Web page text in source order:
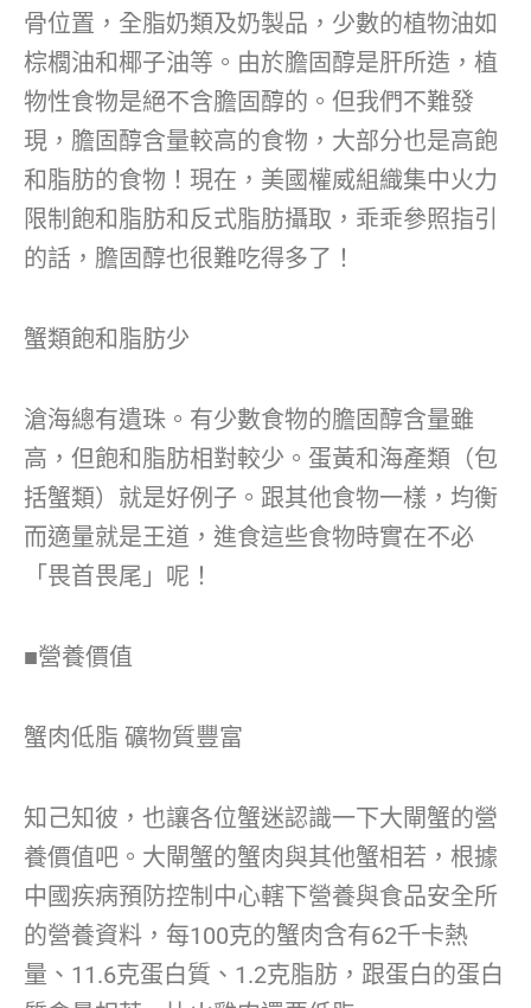
骨位置，全脂奶類及奶製品，少數的植物油如
棕櫚油和椰子油等。由於膽固醇是肝所造，植
物性食物是絕不含膽固醇的。但我們不難發
現，膽固醇含量較高的食物，大部分也是高飽
和脂肪的食物！現在，美國權威組織集中火力
限制飽和脂肪和反式脂肪攝取，乖乖參照指引
的話，膽固醇也很難吃得多了！
蟹類飽和脂肪少
滄海總有遺珠。有少數食物的膽固醇含量雖
高，但飽和脂肪相對較少。蛋黃和海產類（包
括蟹類）就是好例子。跟其他食物一樣，均衡
而適量就是王道，進食這些食物時實在不必
「畏首畏尾」呢！
■營養價值
蟹肉低脂 礦物質豐富
知己知彼，也讓各位蟹迷認識一下大閘蟹的營
養價值吧。大閘蟹的蟹肉與其他蟹相若，根據
中國疾病預防控制中心轄下營養與食品安全所
的營養資料，每100克的蟹肉含有62千卡熱
量、11.6克蛋白質、1.2克脂肪，跟蛋白的蛋白